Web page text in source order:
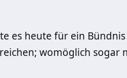
es heute für ein
womöglich sogar